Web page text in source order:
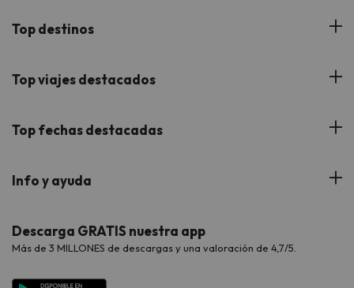
¿Quiénes somos?
Buscounchollo en los medios
Proveedores
Viajes para grupos
Top destinos
Hoteles Andalucía
Hoteles Cataluña
Hoteles Galicia
Top viajes destacados
Viajes con Niños
Viajes de Novios
Chollos con Todo Incluido
Top fechas destacadas
Verano
Vacaciones en Agosto
Info y ayuda
Contáctanos
Preguntas frecuentes
Descarga GRATIS nuestra app
Más de 3 MILLONES de descargas y una valoración de 4,7/5.